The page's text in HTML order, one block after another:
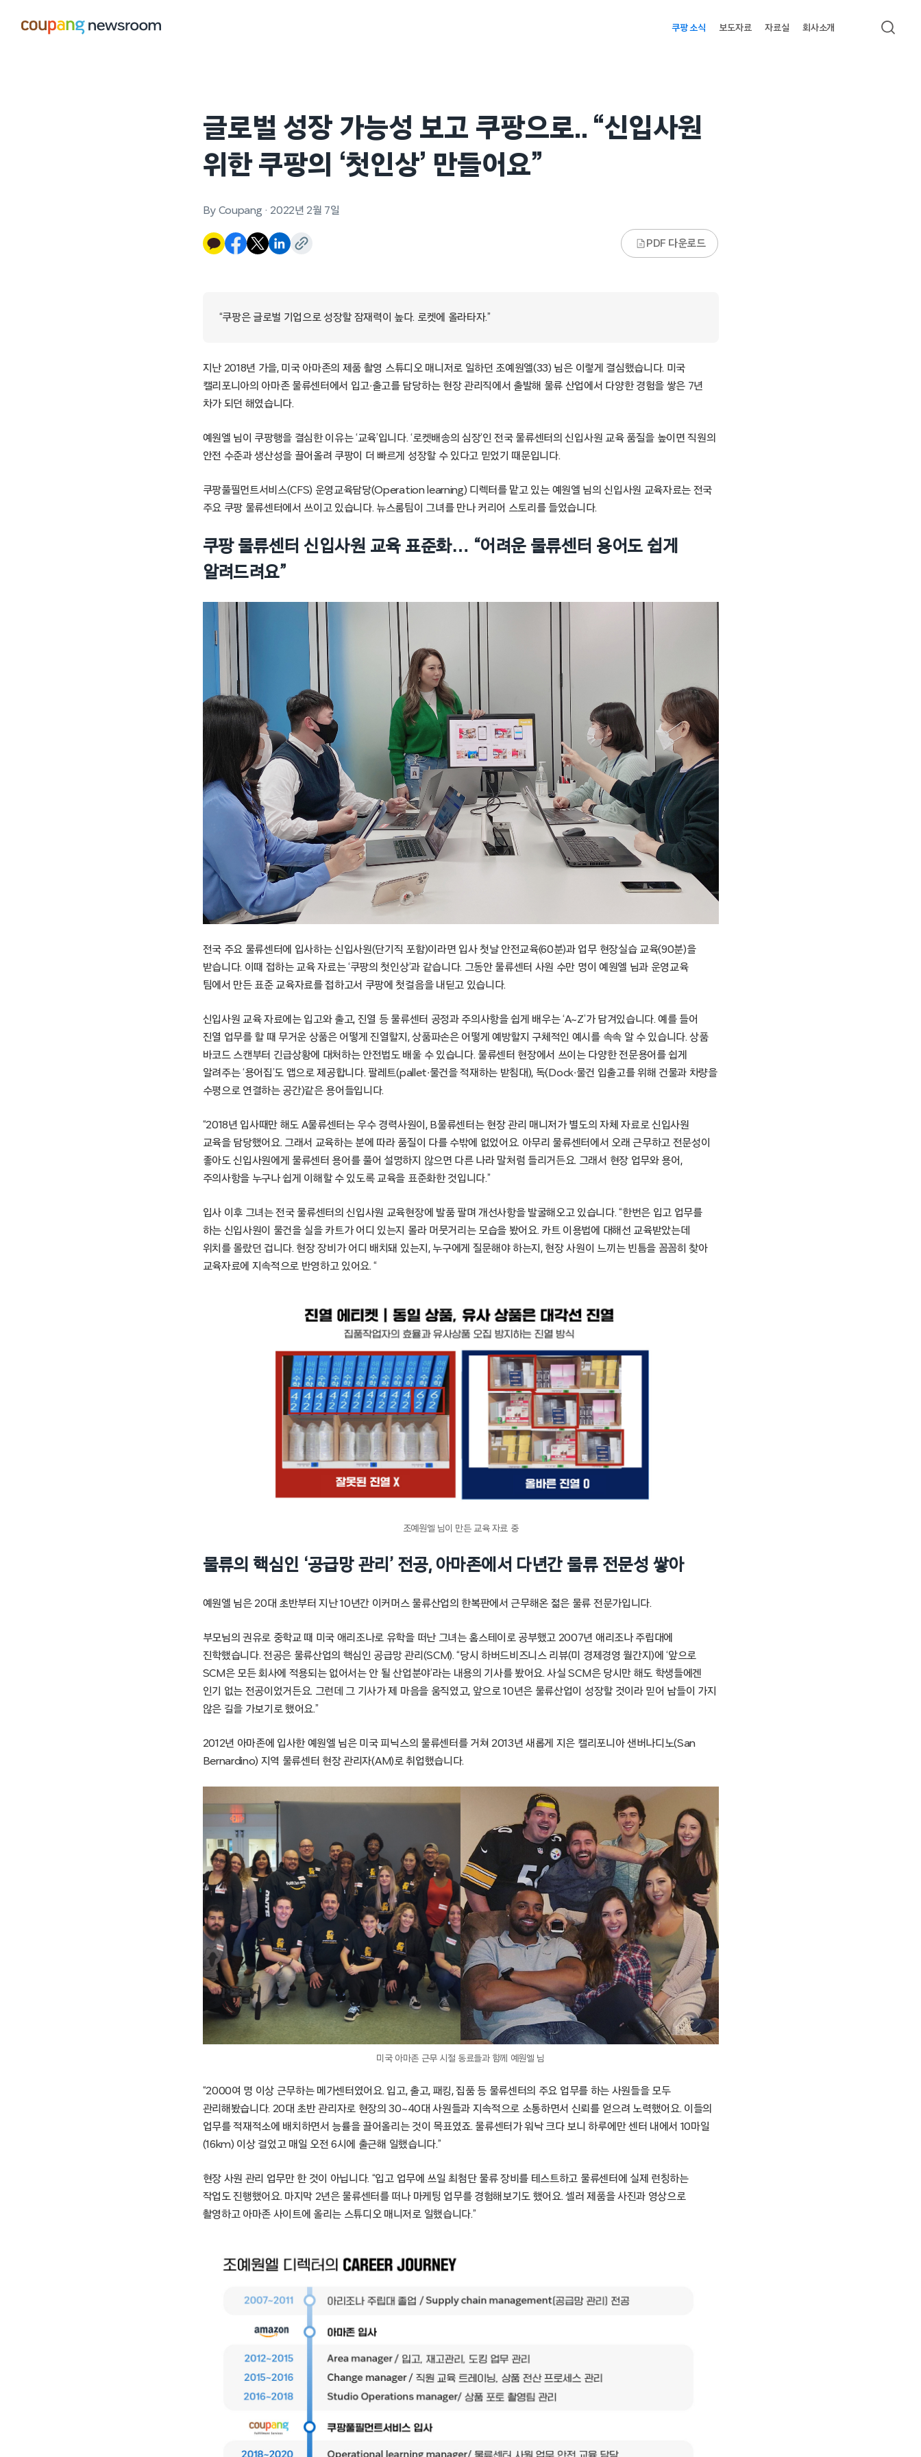
쿠팡 소식 보도자료 자료실 회사소개 검색
글로벌 성장 가능성 보고 쿠팡으로.. “신입사원
위한 쿠팡의 ‘첫인상’ 만들어요”
By Coupang · 2022년 2월 7일
PDF 다운로드
“쿠팡은 글로벌 기업으로 성장할 잠재력이 높다. 로켓에 올라타자.”
지난 2018년 가을, 미국 아마존의 제품 촬영 스튜디오 매니저로 일하던 조예원엘(33) 님은 이렇게 결심했습니다. 미국
캘리포니아의 아마존 물류센터에서 입고∙출고를 담당하는 현장 관리직에서 출발해 물류 산업에서 다양한 경험을 쌓은 7년
차가 되던 해였습니다.
예원엘 님이 쿠팡행을 결심한 이유는 ‘교육’입니다. ‘로켓배송의 심장’인 전국 물류센터의 신입사원 교육 품질을 높이면 직원의
안전 수준과 생산성을 끌어올려 쿠팡이 더 빠르게 성장할 수 있다고 믿었기 때문입니다.
쿠팡풀필먼트서비스(CFS) 운영교육담당(Operation learning) 디렉터를 맡고 있는 예원엘 님의 신입사원 교육자료는 전국
주요 쿠팡 물류센터에서 쓰이고 있습니다. 뉴스룸팀이 그녀를 만나 커리어 스토리를 들었습니다.
쿠팡 물류센터 신입사원 교육 표준화… “어려운 물류센터 용어도 쉽게
알려드려요”
전국 주요 물류센터에 입사하는 신입사원(단기직 포함)이라면 입사 첫날 안전교육(60분)과 업무 현장실습 교육(90분)을
받습니다. 이때 접하는 교육 자료는 ‘쿠팡의 첫인상’과 같습니다. 그동안 물류센터 사원 수만 명이 예원엘 님과 운영교육
팀에서 만든 표준 교육자료를 접하고서 쿠팡에 첫걸음을 내딛고 있습니다.
신입사원 교육 자료에는 입고와 출고, 진열 등 물류센터 공정과 주의사항을 쉽게 배우는 ‘A~Z’가 담겨있습니다. 예를 들어
진열 업무를 할 때 무거운 상품은 어떻게 진열할지, 상품파손은 어떻게 예방할지 구체적인 예시를 속속 알 수 있습니다. 상품
바코드 스캔부터 긴급상황에 대처하는 안전법도 배울 수 있습니다. 물류센터 현장에서 쓰이는 다양한 전문용어를 쉽게
알려주는 ‘용어집’도 앱으로 제공합니다. 팔레트(pallet∙물건을 적재하는 받침대), 독(Dock∙물건 입출고를 위해 건물과 차량을
수평으로 연결하는 공간)같은 용어들입니다.
“2018년 입사때만 해도 A물류센터는 우수 경력사원이, B물류센터는 현장 관리 매니저가 별도의 자체 자료로 신입사원
교육을 담당했어요. 그래서 교육하는 분에 따라 품질이 다를 수밖에 없었어요. 아무리 물류센터에서 오래 근무하고 전문성이
좋아도 신입사원에게 물류센터 용어를 풀어 설명하지 않으면 다른 나라 말처럼 들리거든요. 그래서 현장 업무와 용어,
주의사항을 누구나 쉽게 이해할 수 있도록 교육을 표준화한 것입니다.”
입사 이후 그녀는 전국 물류센터의 신입사원 교육현장에 발품 팔며 개선사항을 발굴해오고 있습니다. “한번은 입고 업무를
하는 신입사원이 물건을 실을 카트가 어디 있는지 몰라 머뭇거리는 모습을 봤어요. 카트 이용법에 대해선 교육받았는데
위치를 몰랐던 겁니다. 현장 장비가 어디 배치돼 있는지, 누구에게 질문해야 하는지, 현장 사원이 느끼는 빈틈을 꼼꼼히 찾아
교육자료에 지속적으로 반영하고 있어요. “
조예원엘 님이 만든 교육 자료 중
물류의 핵심인 ‘공급망 관리’ 전공, 아마존에서 다년간 물류 전문성 쌓아
예원엘 님은 20대 초반부터 지난 10년간 이커머스 물류산업의 한복판에서 근무해온 젊은 물류 전문가입니다.
부모님의 권유로 중학교 때 미국 애리조나로 유학을 떠난 그녀는 홈스테이로 공부했고 2007년 애리조나 주립대에
진학했습니다. 전공은 물류산업의 핵심인 공급망 관리(SCM). “당시 하버드비즈니스 리뷰(미 경제경영 월간지)에 ‘앞으로
SCM은 모든 회사에 적용되는 없어서는 안 될 산업분야’라는 내용의 기사를 봤어요. 사실 SCM은 당시만 해도 학생들에겐
인기 없는 전공이었거든요. 그런데 그 기사가 제 마음을 움직였고, 앞으로 10년은 물류산업이 성장할 것이라 믿어 남들이 가지
않은 길을 가보기로 했어요.”
2012년 아마존에 입사한 예원엘 님은 미국 피닉스의 물류센터를 거쳐 2013년 새롭게 지은 캘리포니아 샌버나디노(San
Bernardino) 지역 물류센터 현장 관리자(AM)로 취업했습니다.
미국 아마존 근무 시절 동료들과 함께 예원엘 님
“2000여 명 이상 근무하는 메가센터였어요. 입고, 출고, 패킹, 집품 등 물류센터의 주요 업무를 하는 사원들을 모두
관리해봤습니다. 20대 초반 관리자로 현장의 30~40대 사원들과 지속적으로 소통하면서 신뢰를 얻으려 노력했어요. 이들의
업무를 적재적소에 배치하면서 능률을 끌어올리는 것이 목표였죠. 물류센터가 워낙 크다 보니 하루에만 센터 내에서 10마일
(16km) 이상 걸었고 매일 오전 6시에 출근해 일했습니다.”
현장 사원 관리 업무만 한 것이 아닙니다. “입고 업무에 쓰일 최첨단 물류 장비를 테스트하고 물류센터에 실제 런칭하는
작업도 진행했어요. 마지막 2년은 물류센터를 떠나 마케팅 업무를 경험해보기도 했어요. 셀러 제품을 사진과 영상으로
촬영하고 아마존 사이트에 올리는 스튜디오 매니저로 일했습니다.”